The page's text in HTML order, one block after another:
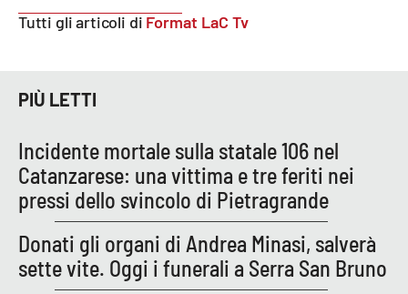
Parchi Marini Calabria
Imprese Di Calabria
Le perfidie di Antonella Grippo
Venti di comunicazione
STREAMING
Tutti gli articoli di Format LaC Tv
PIÙ LETTI
Incidente mortale sulla statale 106 nel
Catanzarese: una vittima e tre feriti nei
pressi dello svincolo di Pietragrande
Donati gli organi di Andrea Minasi, salverà
sette vite. Oggi i funerali a Serra San Bruno